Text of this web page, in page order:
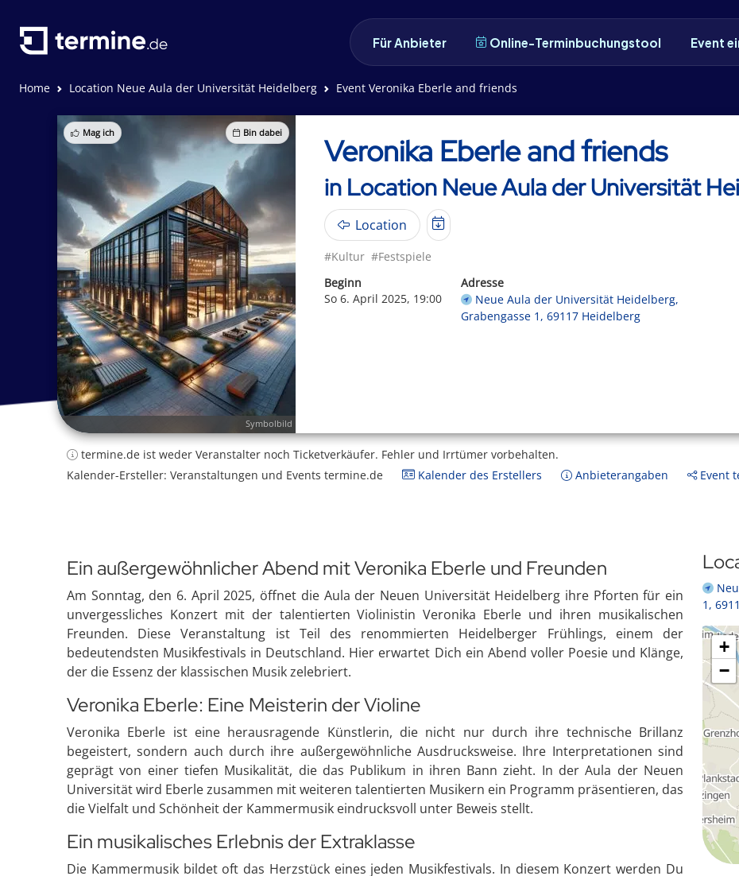
Für Anbieter Online-Terminbuchungstool Event
Home Location Neue Aula der Universität Heidelberg Event Veronika Eberle and friends
Mag ich Bin dabei
Symbolbild
Veronika Eberle and friends
in Location Neue Aula der Universität
Location
#Kultur #Festspiele
Beginn
So 6. April 2025, 19:00
Adresse
Neue Aula der Universität Heidelberg,
Grabengasse 1, 69117 Heidelberg
termine.de ist weder Veranstalter noch Ticketverkäufer. Fehler und Irrtümer vorbehalten.
Kalender-Ersteller: Veranstaltungen und Events termine.de
Kalender des Erstellers Anbieterangaben Event
Ein außergewöhnlicher Abend mit Veronika Eberle und Freunden
Am Sonntag, den 6. April 2025, öffnet die Aula der Neuen Universität Heidelberg ihre Pforten für ein
unvergessliches Konzert mit der talentierten Violinistin Veronika Eberle und ihren musikalischen
Freunden. Diese Veranstaltung ist Teil des renommierten Heidelberger Frühlings, einem der
bedeutendsten Musikfestivals in Deutschland. Hier erwartet Dich ein Abend voller Poesie und Klänge,
der die Essenz der klassischen Musik zelebriert.
Veronika Eberle: Eine Meisterin der Violine
Veronika Eberle ist eine herausragende Künstlerin, die nicht nur durch ihre technische Brillanz
begeistert, sondern auch durch ihre außergewöhnliche Ausdrucksweise. Ihre Interpretationen sind
geprägt von einer tiefen Musikalität, die das Publikum in ihren Bann zieht. In der Aula der Neuen
Universität wird Eberle zusammen mit weiteren talentierten Musikern ein Programm präsentieren, das
die Vielfalt und Schönheit der Kammermusik eindrucksvoll unter Beweis stellt.
Ein musikalisches Erlebnis der Extraklasse
Die Kammermusik bildet oft das Herzstück eines jeden Musikfestivals. In diesem Konzert werden Du
1,
+
−